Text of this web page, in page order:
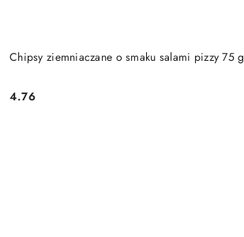
Chipsy ziemniaczane o smaku salami pizzy 75 g
Cena:
4.76